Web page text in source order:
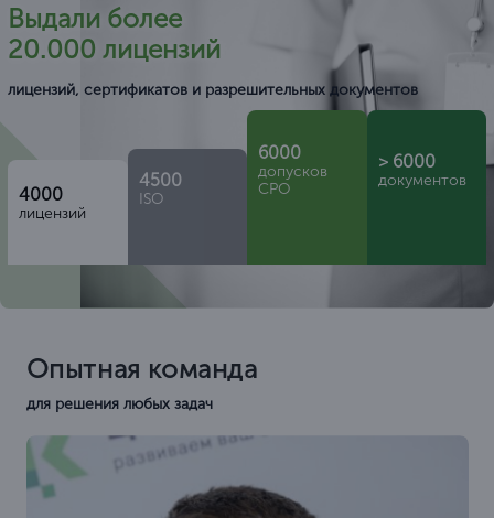
Выдали более
20.000 лицензий
лицензий, сертификатов и разрешительных документов
4000
лицензий
4500
ISO
6000
допусков
СРО
> 6000
документов
Опытная команда
для решения любых задач